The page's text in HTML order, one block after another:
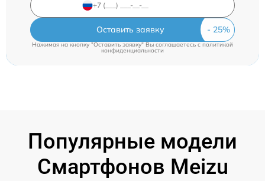
Оставить заявку
Нажимая на кнопку "Оставить заявку" Вы соглашаетесь cполитикой
конфиденциальности
Популярные модели
Смартфонов Meizu